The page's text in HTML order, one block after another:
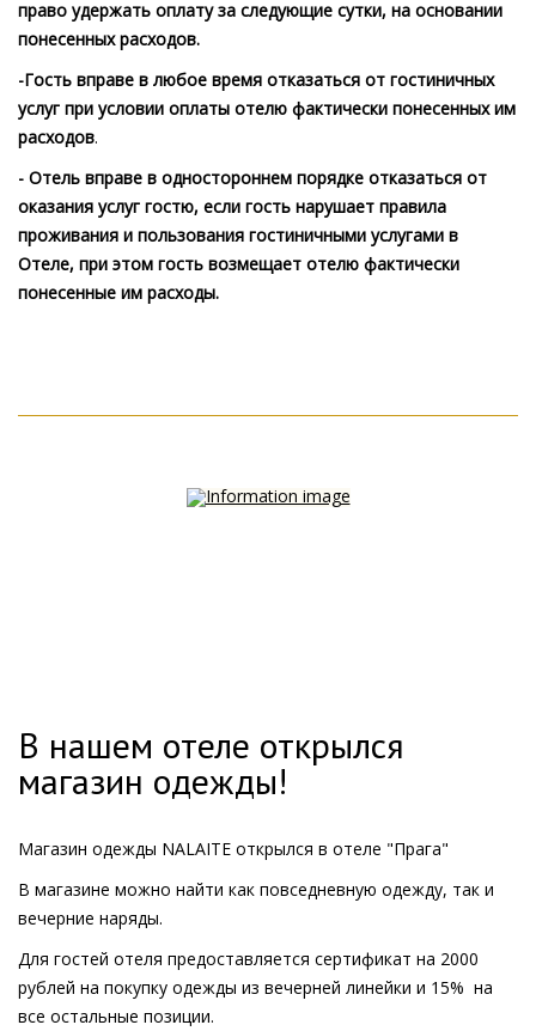
право удержать оплату за следующие сутки, на основании
понесенных расходов.
-Гость вправе в любое время отказаться от гостиничных
услуг при условии оплаты отелю фактически понесенных им
расходов.
- Отель вправе в одностороннем порядке отказаться от
оказания услуг гостю, если гость нарушает правила
проживания и пользования гостиничными услугами в
Отеле, при этом гость возмещает отелю фактически
понесенные им расходы.
В нашем отеле открылся
магазин одежды!
Магазин одежды NALAITE открылся в отеле "Прага"
В магазине можно найти как повседневную одежду, так и
вечерние наряды.
Для гостей отеля предоставляется сертификат на 2000
рублей на покупку одежды из вечерней линейки и 15% на
все остальные позиции.